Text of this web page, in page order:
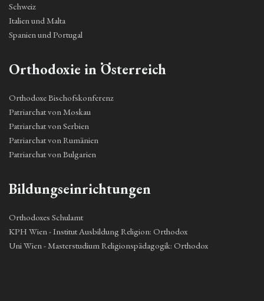
Schweiz
Italien und Malta
Spanien und Portugal
Orthodoxie in Österreich
Orthodoxe Bischofskonferenz
Patriarchat von Moskau
Patriarchat von Serbien
Patriarchat von Rumänien
Patriarchat von Bulgarien
Bildungseinrichtungen
Orthodoxes Schulamt
KPH Wien - Institut Ausbildung Religion: Orthodox
Uni Wien - Masterstudium Religionspädagogik: Orthodox